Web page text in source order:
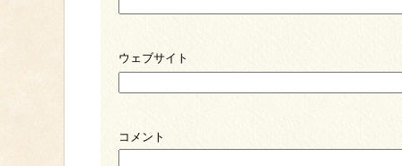
ウェブサイト
コメント